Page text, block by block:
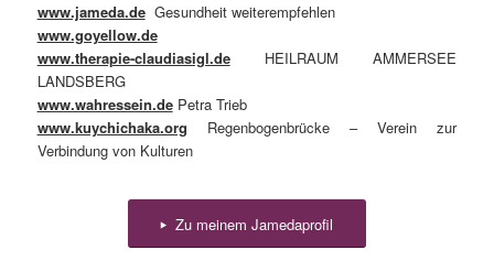
www.jameda.deGesundheit weiterempfehlen
www.goyellow.de
www.therapie-claudiasigl.deHEILRAUM AMMERSEE
LANDSBERG
www.wahressein.dePetra Trieb
www.kuychichaka.org Regenbogenbrücke – Verein zur
Verbindung von Kulturen
Zu meinem Jamedaprofil